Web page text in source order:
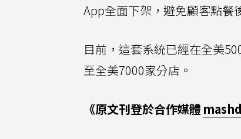
App全面下架，避免顧客點餐
目前，這套系統已經在全美
至全美7000家分店。
《原文刊登於合作媒體